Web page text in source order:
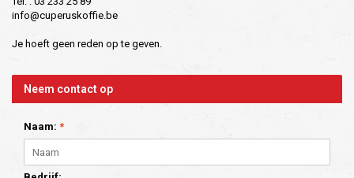
info@cuperuskoffie.be
Je hoeft geen reden op te geven.
Neem contact op
Naam: *